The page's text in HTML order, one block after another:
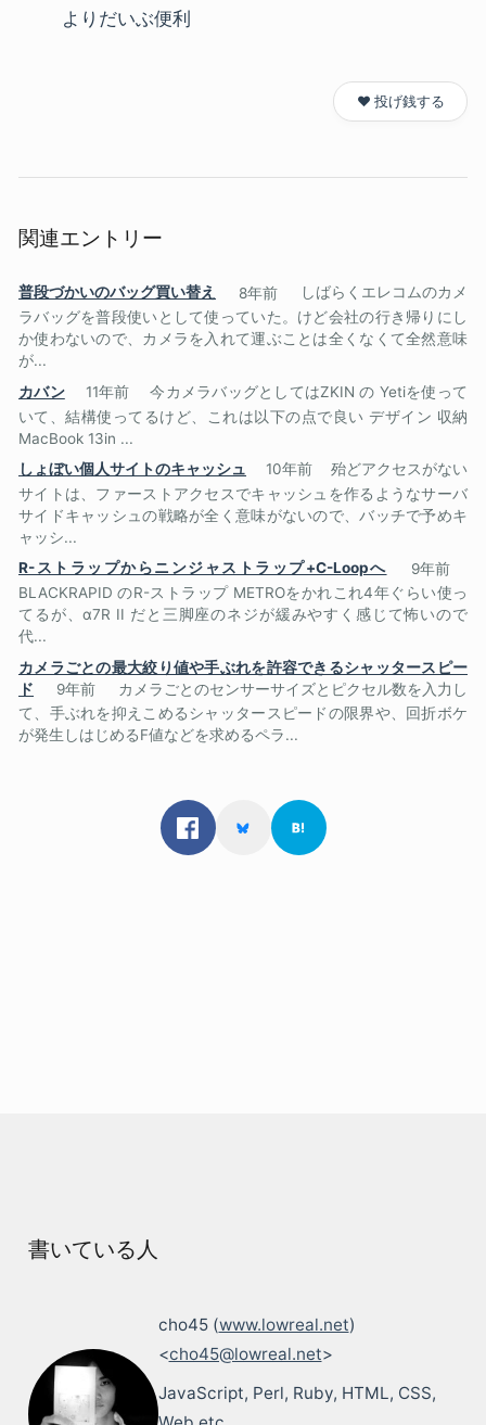
よりだいぶ便利
❤️ 投げ銭する
関連エントリー
普段づかいのバッグ買い替え 8年前
しばらくエレコムのカメ
ラバッグを普段使いとして使っていた。けど会社の行き帰りにし
か使わないので、カメラを入れて運ぶことは全くなくて全然意味
が...
カバン
11年前
今カメラバッグとしてはZKIN の Yetiを使って
いて、結構使ってるけど、これは以下の点で良い デザイン 収納
MacBook 13in ...
しょぼい個人サイトのキャッシュ
10年前
殆どアクセスがない
サイトは、ファーストアクセスでキャッシュを作るようなサーバ
サイドキャッシュの戦略が全く意味がないので、バッチで予めキ
ャッシ...
R-ストラップからニンジャストラップ+C-Loopへ
9年前
BLACKRAPID のR-ストラップ METROをかれこれ4年ぐらい使っ
てるが、α7R II だと三脚座のネジが緩みやすく感じて怖いので
代...
カメラごとの最大絞り値や手ぶれを許容できるシャッタースピー
ド
9年前
カメラごとのセンサーサイズとピクセル数を入力し
て、手ぶれを抑えこめるシャッタースピードの限界や、回折ボケ
が発生しはじめるF値などを求めるペラ...
書いている人
cho45 (www.lowreal.net)
<cho45@lowreal.net>
JavaScript, Perl, Ruby, HTML, CSS,